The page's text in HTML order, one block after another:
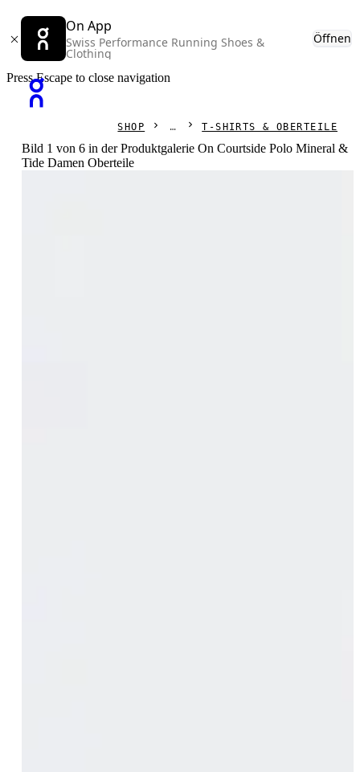
On App
Swiss Performance Running Shoes &
Clothing
Öffnen
Press Escape to close navigation
SHOP T-SHIRTS & OBERTEILE
Bild 1 von 6 in der Produktgalerie On Courtside Polo Mineral &
Tide Damen Oberteile